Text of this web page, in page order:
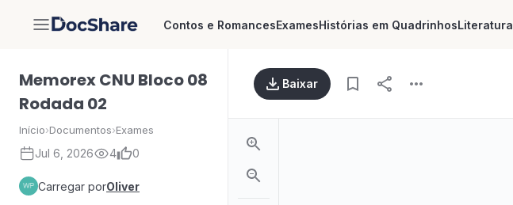
DocShare Contos e RomancesExamesHistórias em QuadrinhosLiteratura
Memorex CNU Bloco 08
Rodada 02
Início›Documentos›Exames
Jul 6, 2026 4 0
Carregar porOliver
Baixar